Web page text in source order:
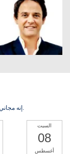
إنه مجاني بدون أي التزامات، يمكنك الإلغاء في أي وقت.
السبت
08
أغسطس